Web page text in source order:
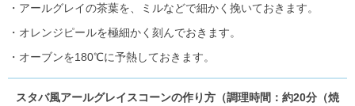
・アールグレイの茶葉を、ミルなどで細かく挽いておきます。
・オレンジピールを極細かく刻んでおきます。
・オーブンを180℃に予熱しておきます。
スタバ風アールグレイスコーンの作り方（調理時間：約20分（焼